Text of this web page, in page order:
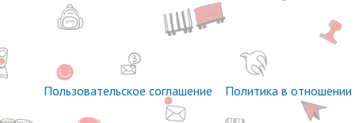
Пользовательское соглашение Политика в